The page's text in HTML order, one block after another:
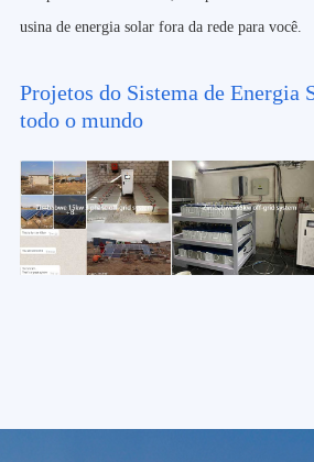
usina de energia solar fora da rede para você.
Projetos do Sistema de Energia
todo o mundo